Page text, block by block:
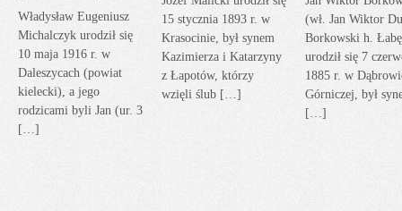
Władysław Eugeniusz
Michalczyk urodził się
10 maja 1916 r. w
Daleszycach (powiat
kielecki), a jego
rodzicami byli Jan (ur. 3
[…]
15 stycznia 1893 r. w
Krasocinie, był synem
Kazimierza i Katarzyny
z Łapotów, którzy
wzięli ślub […]
(wł. Jan Wiktor
Borkowski h.
urodził się 7
1885 r. w
Górniczej, był
[…]